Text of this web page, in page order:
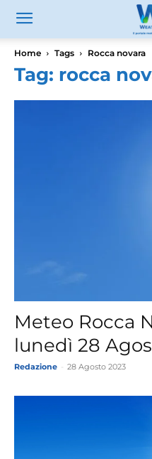
Home Tags Rocca novara
Tag: rocca
Meteo Rocca
lunedì 28
Redazione 28 Agosto 2023